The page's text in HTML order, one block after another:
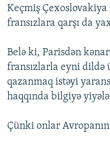
Keçmiş
fransızlara qarşı da
Belə ki, Parisdən
fransızlarla eyni dildə
qazanmaq istəyi
haqqında bilgiyə
Çünki onlar